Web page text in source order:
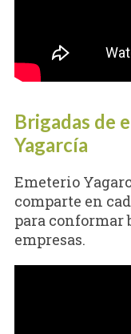
Brigadas de
Yagarcía
Emeterio
comparte en
para conformar
empresas.